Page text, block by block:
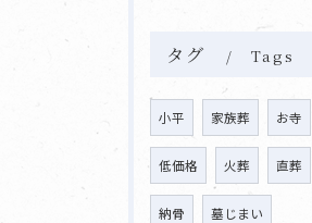
タグ Tags
小平 家族葬 お寺
低価格 火葬 直葬
納骨 墓じまい